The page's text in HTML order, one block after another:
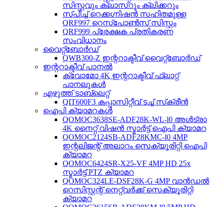
സിസ്റ്റവും ക്ലാസ്റൂം ക്ലിക്കറും
സ്പീച്ച് റെക്കഗ്നിഷൻ സഹിതമുള്ള
QRF997 റെസ്‌പോൺസ് സിസ്റ്റം
QRF999 പ്രേക്ഷക പ്രതികരണ
സംവിധാനം
വൈറ്റ്‌ബോർഡ്
QWB300-Z ഇന്ററാക്ടീവ് വൈറ്റ്‌ബോർഡ്
ഇന്ററാക്ടീവ് പാനൽ
ക്വോമോ 4K ഇന്ററാക്ടീവ് ഫ്ലാറ്റ്
പാനലുകൾ
എഴുത്ത് ടാബ്‌ലെറ്റ്
QIT600F3 കപ്പാസിറ്റീവ് ടച്ച് സ്‌ക്രീൻ
ഐപി ക്യാമറകൾ
QOMOC3638SE-ADF28K-WL-l0 ​​അൾട്രാ
4K നൈറ്റ് വിഷൻ സ്മാർട്ട് ഐപി ക്യാമറ
QOMOC2124SB-ADF28KMC-l0 4MP
ഇന്റലിജന്റ് അലാറം സെക്യൂരിറ്റി ഐപി
ക്യാമറ
QOMOC6424SR-X25-VF 4MP HD 25x
സ്മാർട്ട് PTZ ക്യാമറ
QOMOC324LE-DSF28K-G 4MP വാൻഡൽ
റെസിസ്റ്റന്റ് നെറ്റ്‌വർക്ക് സെക്യൂരിറ്റി
ക്യാമറ